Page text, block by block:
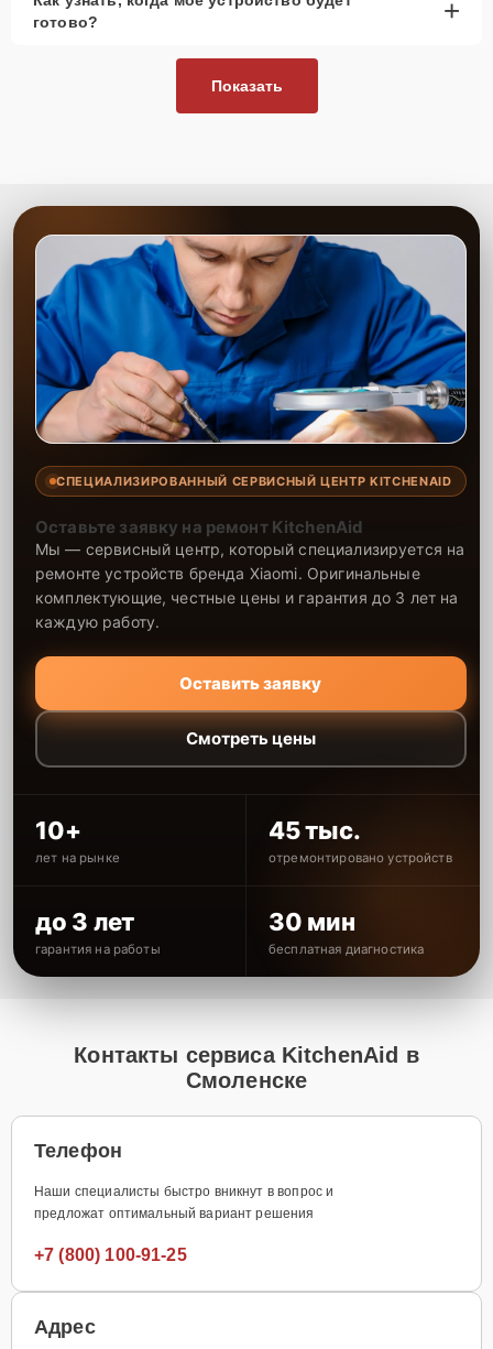
готово?
+
Показать
СПЕЦИАЛИЗИРОВАННЫЙ СЕРВИСНЫЙ ЦЕНТР KITCHENAID
Оставьте заявку на ремонт KitchenAid
Мы — сервисный центр, который специализируется на
ремонте устройств бренда Xiaomi. Оригинальные
комплектующие, честные цены и гарантия до 3 лет на
каждую работу.
Оставить заявку
Смотреть цены
10+
лет на рынке
45 тыс.
отремонтировано устройств
до 3 лет
гарантия на работы
30 мин
бесплатная диагностика
Контакты сервиса KitchenAid в
Смоленске
Телефон
Наши специалисты быстро вникнут в вопрос и
предложат оптимальный вариант решения
+7 (800) 100-91-25
Адрес